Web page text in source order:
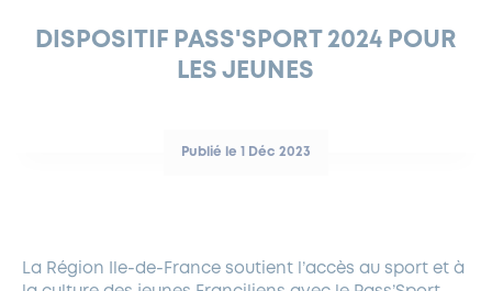
HABITAT
LA MAISON D’AGLAÉ
INFORMATIONS PRATIQUES
VIE ÉCONOMIQUE
ESPACE COMMERÇANTS
FERMETURES EXCEPTIONNELLES
LE BUDGET
BUDGET PARTICIPATIF
ENVIRONNEMENT ET BIODIVERSITÉ
UNE NAISSANCE, UN ARBRE
PLAN GRAND FROID
PARTENAIRES SOCIAUX
ANNÉE ANDRÉ MALRAUX À GARCHES 2026-2027
FONDS CULTUREL DE L’ERMITAGE
CULTE
DISPOSITIF PASS'SPORT 2024 POUR
LES JEUNES
Publié le 1 Déc 2023
La Région Ile-de-France soutient l’accès au sport et à